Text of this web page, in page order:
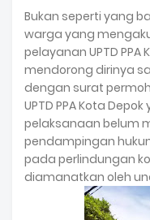
Bukan seperti yang
warga yang
pelayanan UPTD PPA
mendorong dirinya
dengan surat
UPTD PPA Kota
pelaksanaan belum
pendampingan
pada perlindungan
diamanatkan oleh